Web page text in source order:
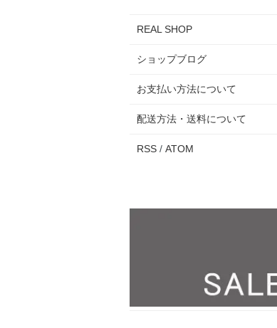
REAL SHOP
ショップブログ
お支払い方法について
配送方法・送料について
RSS / ATOM